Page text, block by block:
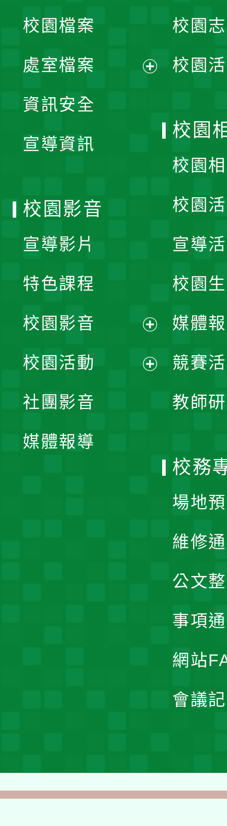
單
校園檔案
處室檔案
資訊安全
宣導資訊
校園
校園
校園
校園
校園
宣導
校園
媒體
競賽
教師
校園影音
宣導影片
特色課程
校園影音
開
校園活動
社團影音
媒體報導
校務
場地
維修
公文
事項
網站
會議